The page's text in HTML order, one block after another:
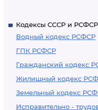
Кодексы СССР и РСФСР
Водный кодекс РСФСР
ГПК РСФСР
Гражданский кодекс
Жилищный кодекс
Земельный кодекс
Исправительно -